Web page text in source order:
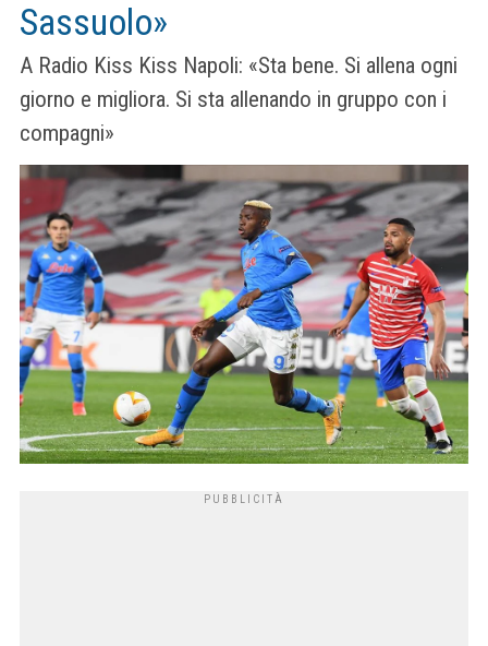
Sassuolo»
A Radio Kiss Kiss Napoli: «Sta bene. Si allena ogni
giorno e migliora. Si sta allenando in gruppo con i
compagni»